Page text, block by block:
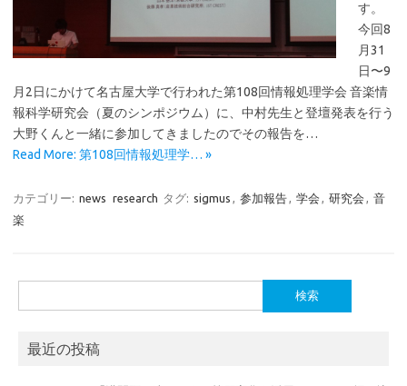
す。
今回8
月31
日〜9
月2日にかけて名古屋大学で行われた第108回情報処理学会 音楽情
報科学研究会（夏のシンポジウム）に、中村先生と登壇発表を行う
大野くんと一緒に参加してきましたのでその報告を…
Read More: 第108回情報処理学… »
カテゴリー: news research タグ: sigmus , 参加報告, 学会 , 研究会 , 音
楽
索:
最近の投稿